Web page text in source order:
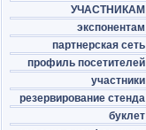
УЧАСТНИКАМ
экспонентам
партнерская сеть
профиль посетителей
участники
резервирование стенда
буклет